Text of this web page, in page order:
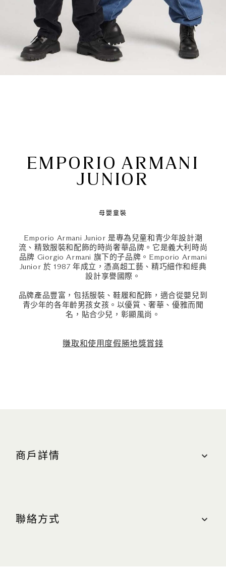
EMPORIO ARMANI
JUNIOR
母嬰童裝
Emporio Armani Junior 是專為兒童和青少年設計潮
流、精致服裝和配飾的時尚奢華品牌。它是義大利時尚
品牌 Giorgio Armani 旗下的子品牌。Emporio Armani
Junior 於 1987 年成立，憑高超工藝、精巧細作和經典
設計享譽國際。
品牌產品豐富，包括服裝、鞋履和配飾，適合從嬰兒到
青少年的各年齡男孩女孩。以優質、奢華、優雅而聞
名，貼合少兒，彰顯風尚。
賺取和使用度假勝地獎賞錢
商戶詳情
最近的停車場：北區（綠色區域）
聯絡方式